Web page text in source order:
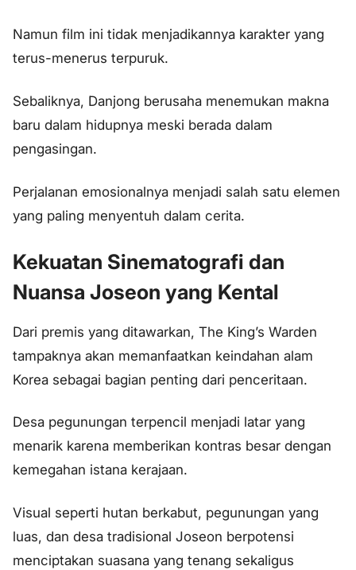
Namun film ini tidak menjadikannya karakter yang
terus-menerus terpuruk.
Sebaliknya, Danjong berusaha menemukan makna
baru dalam hidupnya meski berada dalam
pengasingan.
Perjalanan emosionalnya menjadi salah satu elemen
yang paling menyentuh dalam cerita.
Kekuatan Sinematografi dan
Nuansa Joseon yang Kental
Dari premis yang ditawarkan, The King’s Warden
tampaknya akan memanfaatkan keindahan alam
Korea sebagai bagian penting dari penceritaan.
Desa pegunungan terpencil menjadi latar yang
menarik karena memberikan kontras besar dengan
kemegahan istana kerajaan.
Visual seperti hutan berkabut, pegunungan yang
luas, dan desa tradisional Joseon berpotensi
menciptakan suasana yang tenang sekaligus